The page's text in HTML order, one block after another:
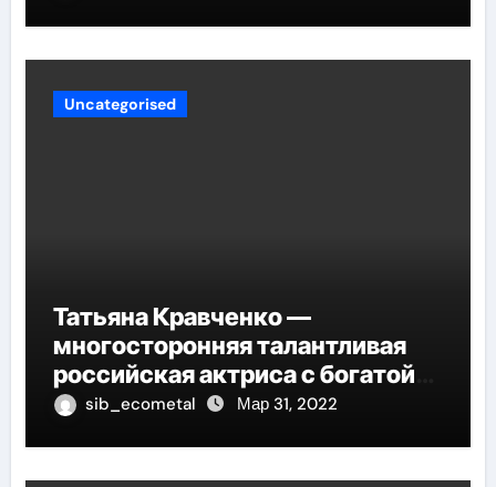
Uncategorised
Татьяна Кравченко —
многосторонняя талантливая
российская актриса с богатой
биографией и успешной
sib_ecometal Мар 31, 2022